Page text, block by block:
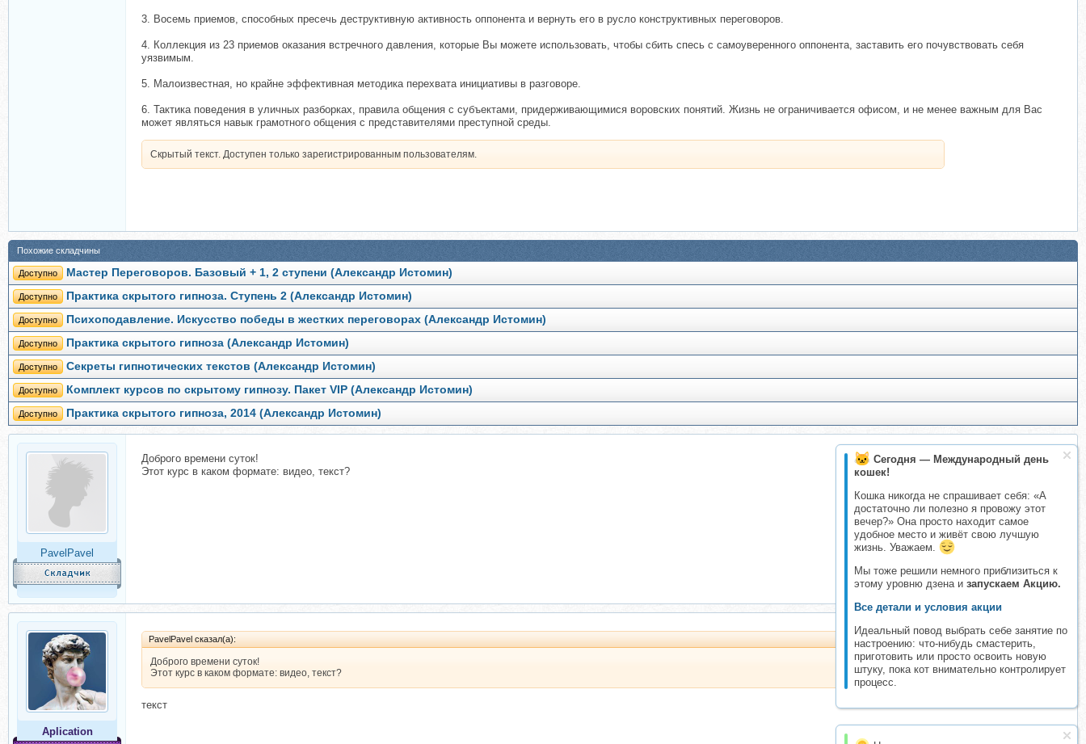
Сегодня — Международный день
кошек!
Кошка никогда не спрашивает себя: «А
достаточно ли полезно я провожу этот
вечер?» Она просто находит самое
удобное место и живёт свою лучшую
жизнь. Уважаем.
Мы тоже решили немного приблизиться к
этому уровню дзена и запускаем Акцию.
Все детали и условия акции
Идеальный повод выбрать себе занятие по
настроению: что-нибудь смастерить,
приготовить или просто освоить новую
штуку, пока кот внимательно контролирует
процесс.
3. Восемь приемов, способных пресечь деструктивную активность оппонента и вернуть его в русло конструктивных переговоров.
4. Коллекция из 23 приемов оказания встречного давления, которые Вы можете использовать, чтобы сбить спесь с самоуверенного оппонента, заставить его почувствовать себя
уязвимым.
5. Малоизвестная, но крайне эффективная методика перехвата инициативы в разговоре.
6. Тактика поведения в уличных разборках, правила общения с субъектами, придерживающимися воровских понятий. Жизнь не ограничивается офисом, и не менее важным для Вас
может являться навык грамотного общения с представителями преступной среды.
Скрытый текст. Доступен только зарегистрированным пользователям.
Похожие складчины
Доступно Мастер Переговоров. Базовый + 1, 2 ступени (Александр Истомин)
Доступно Практика скрытого гипноза. Ступень 2 (Александр Истомин)
Доступно Психоподавление. Искусство победы в жестких переговорах (Александр Истомин)
Доступно Практика скрытого гипноза (Александр Истомин)
Доступно Секреты гипнотических текстов (Александр Истомин)
Доступно Комплект курсов по скрытому гипнозу. Пакет VIP (Александр Истомин)
Доступно Практика скрытого гипноза, 2014 (Александр Истомин)
PavelPavel
Доброго времени суток!
Этот курс в каком формате: видео, текст?
Aplication
PavelPavel сказал(а):
Доброго времени суток!
Этот курс в каком формате: видео, текст?
текст